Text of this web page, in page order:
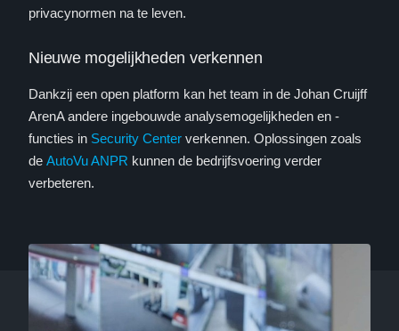
privacynormen na te leven.
Nieuwe mogelijkheden verkennen
Dankzij een open platform kan het team in de Johan Cruijff
ArenA andere ingebouwde analysemogelijkheden en -
functies in Security Center verkennen. Oplossingen zoals
de AutoVu ANPR kunnen de bedrijfsvoering verder
verbeteren.